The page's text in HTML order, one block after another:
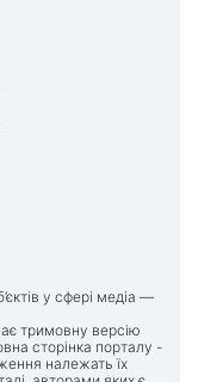
у сфері медіа —
тримовну версію
сторінка порталу -
належать їх